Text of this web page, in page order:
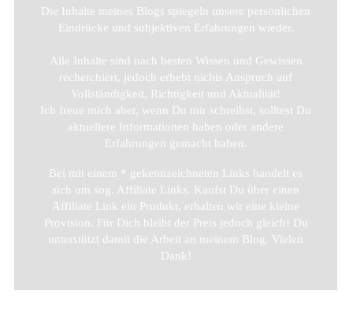
Die Inhalte meines Blogs spiegeln unsere persönlichen
Eindrücke und subjektiven Erfahrungen wieder.
Alle Inhalte sind nach besten Wissen und Gewissen
recherchiert, jedoch erhebt nichts Anspruch auf
Vollständigkeit, Richtigkeit und Aktualität!
Ich freue mich aber, wenn Du mir schreibst, solltest Du
aktuellere Informationen haben oder andere
Erfahrungen gemacht haben.
Bei mit einem * gekennzeichneten Links handelt es
sich um sog. Affiliate Links. Kaufst Du über einen
Affiliate Link ein Produkt, erhalten wir eine kleine
Provision. Für Dich bleibt der Preis jedoch gleich! Du
unterstützt damit die Arbeit an meinem Blog. Vielen
Dank!